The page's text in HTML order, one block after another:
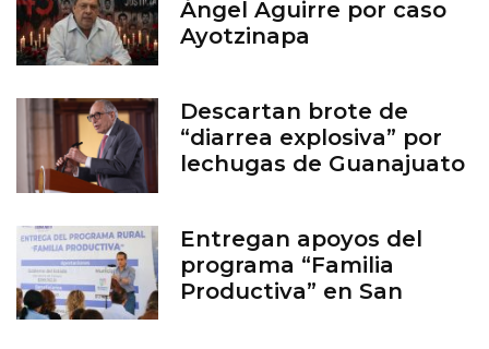
Ángel Aguirre por caso
Ayotzinapa
Descartan brote de
“diarrea explosiva” por
lechugas de Guanajuato
Entregan apoyos del
programa “Familia
Productiva” en San